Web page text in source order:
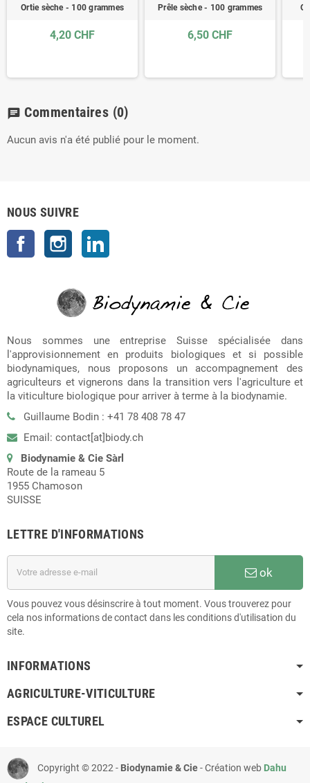
Ortie sèche - 100 grammes
4,20 CHF
Prêle sèche - 100 grammes
6,50 CHF
chat Commentaires (0)
Aucun avis n'a été publié pour le moment.
NOUS SUIVRE
Facebook Instagram
Nous sommes une entreprise Suisse spécialisée dans
l'approvisionnement en produits biologiques et si possible
biodynamiques, nous proposons un accompagnement des
agriculteurs et vignerons dans la transition vers l'agriculture et
la viticulture biologique pour arriver à terme à la biodynamie.
Guillaume Bodin : +41 78 408 78 47
Email: contact[at]biody.ch
Biodynamie & Cie Sàrl
Route de la rameau 5
1955 Chamoson
SUISSE
LETTRE D'INFORMATIONS
ok
Vous pouvez vous désinscrire à tout moment. Vous trouverez pour
cela nos informations de contact dans les conditions d'utilisation du
site.
INFORMATIONS
AGRICULTURE-VITICULTURE
ESPACE CULTUREL
Copyright © 2022 - Biodynamie & Cie- Création web Dahu